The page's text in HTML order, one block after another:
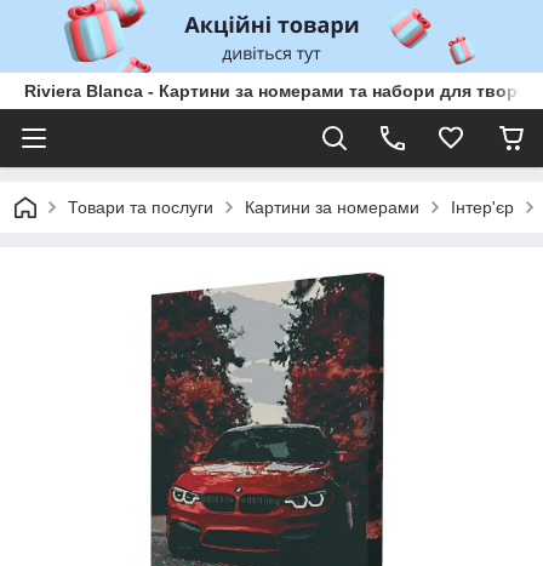
Riviera Blanca - Картини за номерами та набори для
Товари та послуги Картини за номерами Інтер'єр